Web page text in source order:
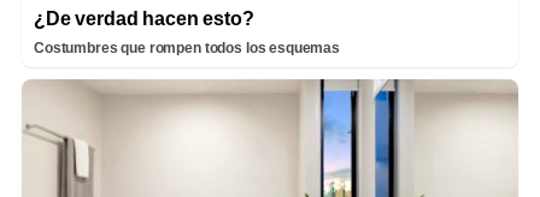
¿De verdad hacen esto?
Costumbres que rompen todos los esquemas